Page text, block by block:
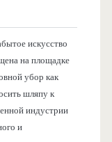
искусство
на площадке
убор как
шляпу к
индустрии
и